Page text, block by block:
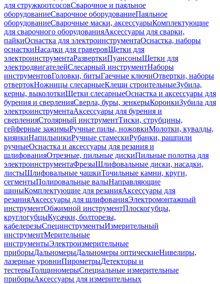
для стружкоотсосовСварочное и паяльное
оборудованиеСварочное оборудованиеПаяльное
оборудованиеСварочные маски, аксессуарыКомплектующие
для сварочного оборудованияАксессуары для сварки,
пайкиОснастка для электроинструментаОснастка, наборы
оснасткиНасадки для граверовЩетки для
электроинструментаРазверткиПуансоныЩетки для
электродвигателейСлесарный инструментНаборы
инструментовГоловки, битыГаечные ключиОтвертки, наборы
отвертокНожницы слесарныеКлещи строительныеЗубила,
керны, выколоткиЩетки слесарныеОснастка и аксессуары для
бурения и сверленияСверла, буры, зенкерыКоронкиЗубила для
электроинструментаАксессуары для бурения и
сверленияСтолярный инструментТиски, струбцины,
гейферные зажимыРучные пилы, ножовкиМолотки, кувалды,
киянкиНапильникиРучные стамескиРубанки, рашпили
ручныеОснастка и аксессуары для резания и
шлифованияОтрезные, пильные дискиПильные полотна для
электроинструментаФрезыШлифовальные диски, насадки,
листыШлифовальные чашкиТочильные камни, круги,
сегментыПолировальные валыНаправляющие
шиныКомплектующие для резанияАксессуары для
резанияАксессуары для шлифованияЭлектромонтажный
инструментОбжимной инструментПлоскогубцы,
круглогубцыКусачки, болторезы,
кабелерезыСпецинструментыИзмерительный
инструментМерительные
инструментыЭлектроизмерительные
приборыДальномерыДальномеры оптическиеНивелиры,
лазерные уровниПирометрыДетекторы и
тестерыТолщиномерыСпециальные измерительные
приборыАксессуары для измерительных